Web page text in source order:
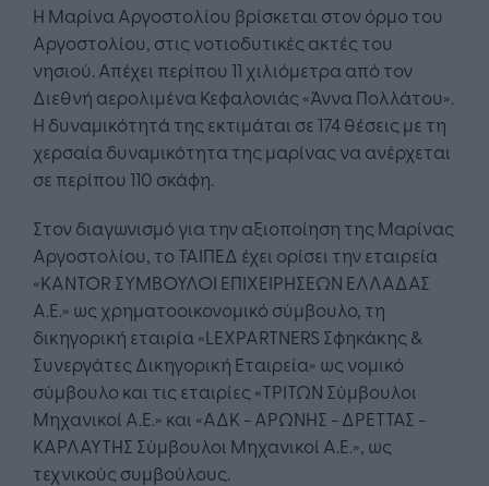
Η Μαρίνα Αργοστολίου βρίσκεται στον όρμο του
Αργοστολίου, στις νοτιοδυτικές ακτές του
νησιού. Απέχει περίπου 11 χιλιόμετρα από τον
Διεθνή αερολιμένα Κεφαλονιάς «Άννα Πολλάτου».
Η δυναμικότητά της εκτιμάται σε 174 θέσεις με τη
χερσαία δυναμικότητα της μαρίνας να ανέρχεται
σε περίπου 110 σκάφη.
Στον διαγωνισμό για την αξιοποίηση της Μαρίνας
Αργοστολίου, το ΤΑΙΠΕΔ έχει ορίσει την εταιρεία
«KANTOR ΣΥΜΒΟΥΛΟΙ ΕΠΙΧΕΙΡΗΣΕΩΝ ΕΛΛΑΔΑΣ
Α.Ε.» ως χρηματοοικονομικό σύμβουλο, τη
δικηγορική εταιρία «LEXPARTNERS Σφηκάκης &
Συνεργάτες Δικηγορική Εταιρεία» ως νομικό
σύμβουλο και τις εταιρίες «ΤΡΙΤΩΝ Σύμβουλοι
Μηχανικοί Α.Ε.» και «ΑΔΚ - ΑΡΩΝΗΣ - ΔΡΕΤΤΑΣ -
ΚΑΡΛΑΥΤΗΣ Σύμβουλοι Μηχανικοί Α.Ε.», ως
τεχνικούς συμβούλους.